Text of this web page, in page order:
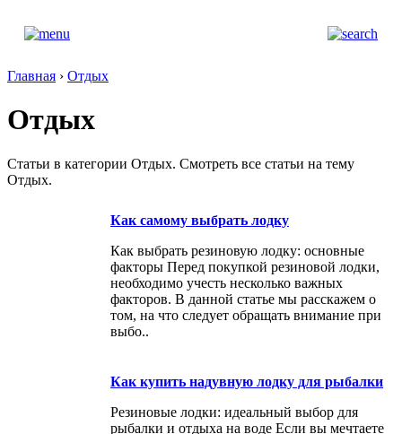
Главная › Отдых
Отдых
Статьи в категории Отдых. Смотреть все статьи на тему
Отдых.
Как самому выбрать лодку
Как выбрать резиновую лодку: основные
факторы Перед покупкой резиновой лодки,
необходимо учесть несколько важных
факторов. В данной статье мы расскажем о
том, на что следует обращать внимание при
выбо..
Как купить надувную лодку для рыбалки
Резиновые лодки: идеальный выбор для
рыбалки и отдыха на воде Если вы мечтаете